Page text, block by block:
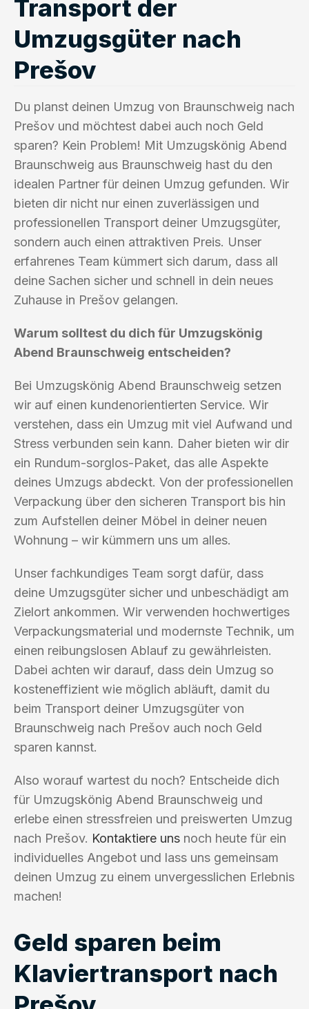
Transport der
Umzugsgüter nach
Prešov
Du planst deinen Umzug von Braunschweig nach
Prešov und möchtest dabei auch noch Geld
sparen? Kein Problem! Mit Umzugskönig Abend
Braunschweig aus Braunschweig hast du den
idealen Partner für deinen Umzug gefunden. Wir
bieten dir nicht nur einen zuverlässigen und
professionellen Transport deiner Umzugsgüter,
sondern auch einen attraktiven Preis. Unser
erfahrenes Team kümmert sich darum, dass all
deine Sachen sicher und schnell in dein neues
Zuhause in Prešov gelangen.
Warum solltest du dich für Umzugskönig
Abend Braunschweig entscheiden?
Bei Umzugskönig Abend Braunschweig setzen
wir auf einen kundenorientierten Service. Wir
verstehen, dass ein Umzug mit viel Aufwand und
Stress verbunden sein kann. Daher bieten wir dir
ein Rundum-sorglos-Paket, das alle Aspekte
deines Umzugs abdeckt. Von der professionellen
Verpackung über den sicheren Transport bis hin
zum Aufstellen deiner Möbel in deiner neuen
Wohnung – wir kümmern uns um alles.
Unser fachkundiges Team sorgt dafür, dass
deine Umzugsgüter sicher und unbeschädigt am
Zielort ankommen. Wir verwenden hochwertiges
Verpackungsmaterial und modernste Technik, um
einen reibungslosen Ablauf zu gewährleisten.
Dabei achten wir darauf, dass dein Umzug so
kosteneffizient wie möglich abläuft, damit du
beim Transport deiner Umzugsgüter von
Braunschweig nach Prešov auch noch Geld
sparen kannst.
Also worauf wartest du noch? Entscheide dich
für Umzugskönig Abend Braunschweig und
erlebe einen stressfreien und preiswerten Umzug
nach Prešov. Kontaktiere uns noch heute für ein
individuelles Angebot und lass uns gemeinsam
deinen Umzug zu einem unvergesslichen Erlebnis
machen!
Geld sparen beim
Klaviertransport nach